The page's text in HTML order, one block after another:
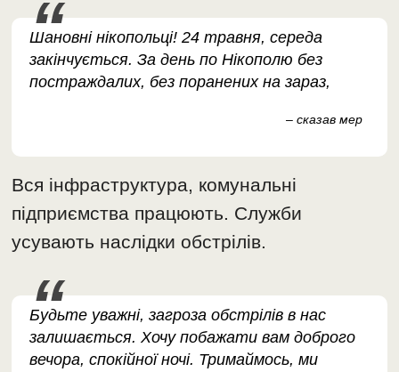
Шановні нікопольці! 24 травня, середа
закінчується. За день по Нікополю без
постраждалих, без поранених на зараз,
– сказав мер
Вся інфраструктура, комунальні
підприємства працюють. Служби
усувають наслідки обстрілів.
Будьте уважні, загроза обстрілів в нас
залишається. Хочу побажати вам доброго
вечора, спокійної ночі. Тримаймось, ми